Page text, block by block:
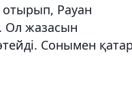
отырып, Рауан
Ол жазасын
Сонымен